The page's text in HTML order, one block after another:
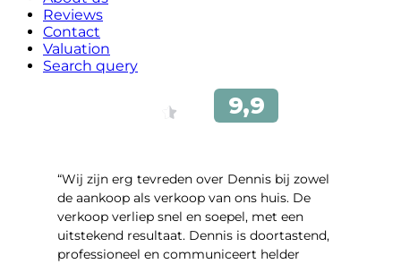
Reviews
Contact
Valuation
Search query
“Wij zijn erg tevreden over Dennis bij zowel
de aankoop als verkoop van ons huis. De
verkoop verliep snel en soepel, met een
uitstekend resultaat. Dennis is doortastend,
professioneel en communiceert helder